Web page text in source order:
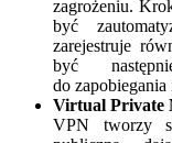
zagrożeniu.
być
zarejestruje
być
do
Virtual Private
VPN tworzy